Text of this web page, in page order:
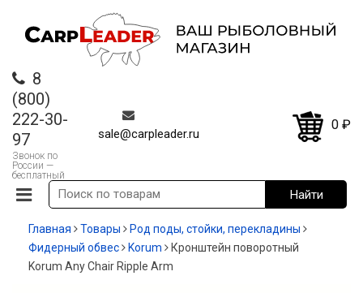
8
(800)
222-30-
97
Звонок по
России —
бесплатный
sale@carpleader.ru
0 ₽
Главная Товары
Род поды, стойки, перекладины
Фидерный обвес
Korum
Кронштейн поворотный
Korum Any Chair Ripple Arm